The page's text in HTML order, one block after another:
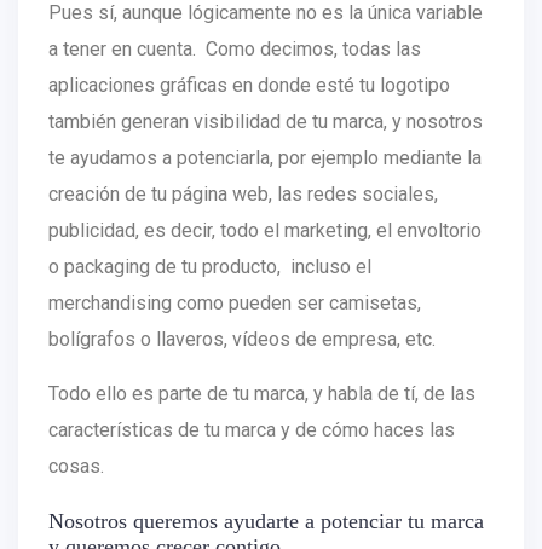
Pues sí, aunque lógicamente no es la única variable
a tener en cuenta. Como decimos, todas las
aplicaciones gráficas en donde esté tu logotipo
también generan visibilidad de tu marca, y nosotros
te ayudamos a potenciarla, por ejemplo mediante la
creación de tu página web, las redes sociales,
publicidad, es decir, todo el marketing, el envoltorio
o packaging de tu producto, incluso el
merchandising como pueden ser camisetas,
bolígrafos o llaveros, vídeos de empresa, etc.
Todo ello es parte de tu marca, y habla de tí, de las
características de tu marca y de cómo haces las
cosas.
Nosotros queremos ayudarte a potenciar tu marca